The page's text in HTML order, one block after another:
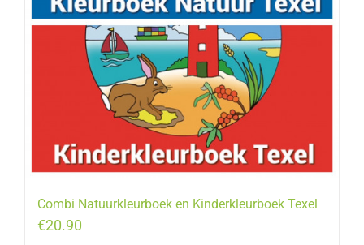
Combi Natuurkleurboek en Kinderkleurboek Texel
€20.90